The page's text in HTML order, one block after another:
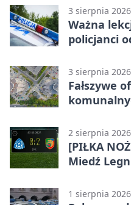
3 sierpnia 2026
Ważna
policjanci
3 sierpnia 2026
Fałszywe
2 sierpnia 2026
[PIŁKA
Miedź
1 sierpnia 2026